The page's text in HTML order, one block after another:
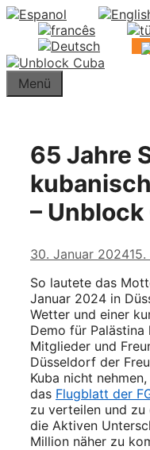
Springe
Menü
65 Jahre
– Unblock
30. Januar 2024
So lautete das
Januar 2024 in
Wetter und einer
Demo für
Mitglieder und
Düsseldorf der
Kuba nicht
das Flugblatt der
zu verteilen und zu
die Aktiven
Million näher zu